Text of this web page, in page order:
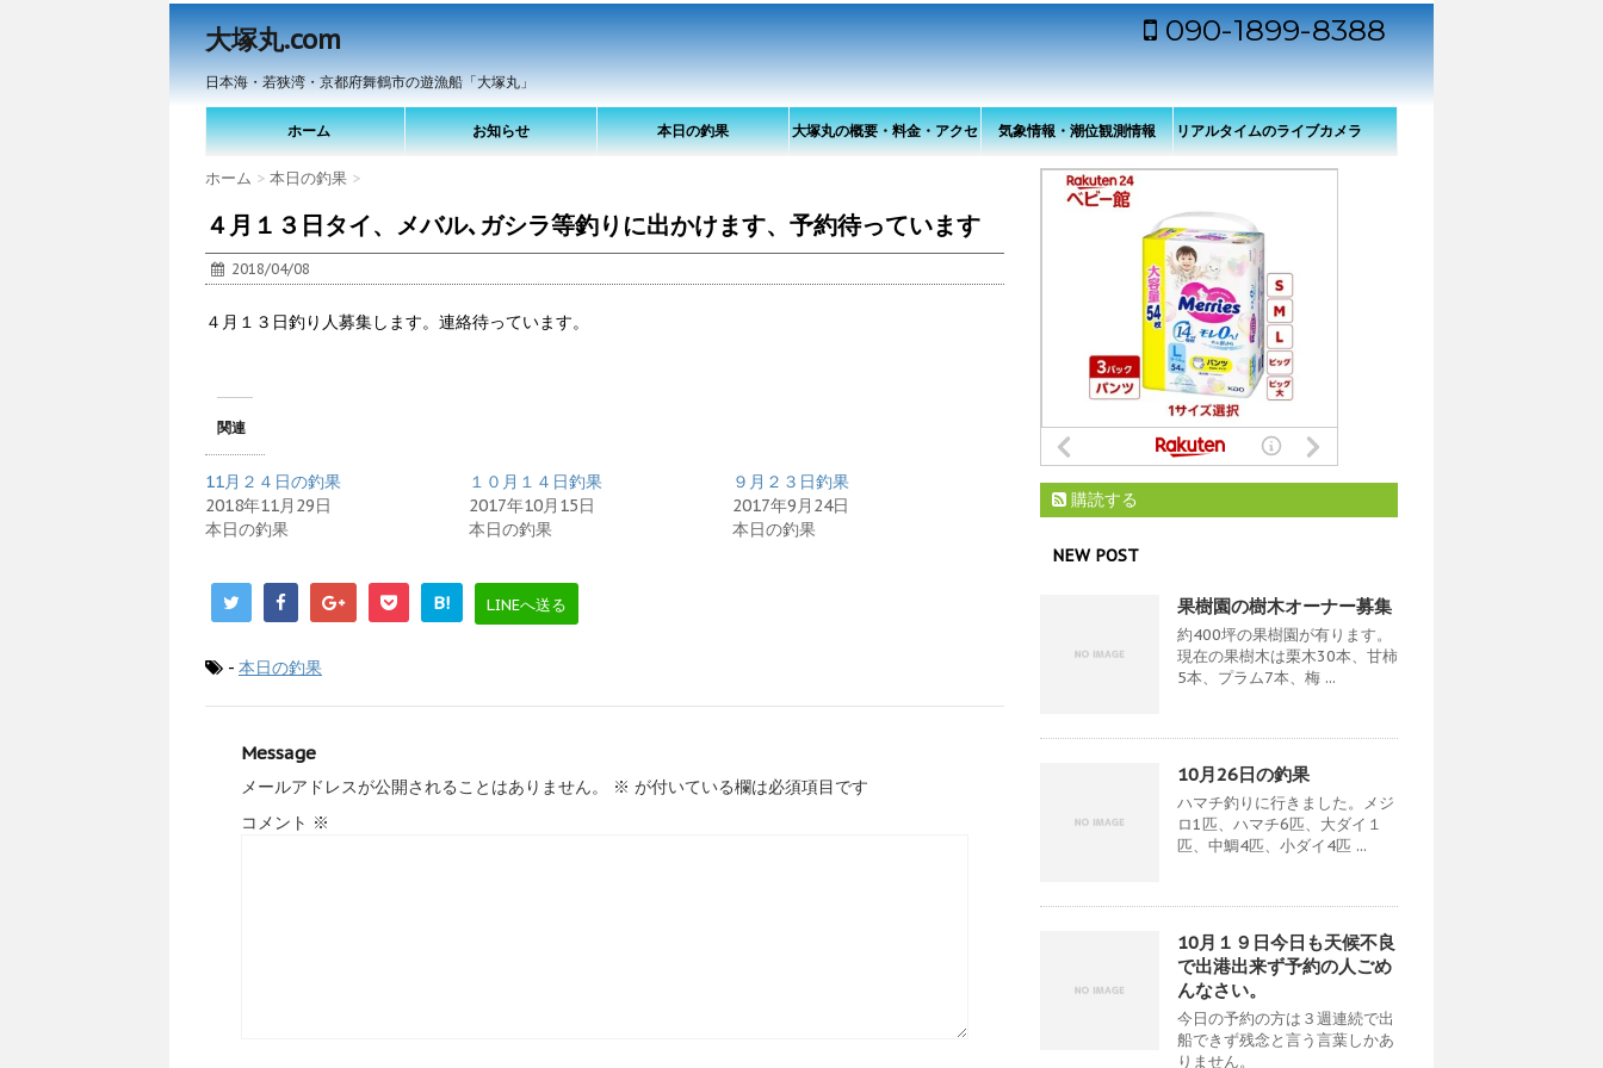
大塚丸.com
日本海・若狭湾・京都府舞鶴市の遊漁船「大塚丸」
090-1899-8388
ホーム お知らせ 本日の釣果 大塚丸の概要・料金・アクセ 気象情報・潮位観測情報 リアルタイムのライブカメラ
様子
ホーム > 本日の釣果 >
４月１３日タイ、メバル､ガシラ等釣りに出かけます、予約待っています
2018/04/08
４月１３日釣り人募集します。連絡待っています。
関連
11月２４日の釣果
2018年11月29日
本日の釣果
１０月１４日釣果
2017年10月15日
本日の釣果
９月２３日釣果
2017年9月24日
本日の釣果
B! LINEへ送る
- 本日の釣果
Message
メールアドレスが公開されることはありません。 ※ が付いている欄は必須項目です
コメント ※
購読する
NEW POST
果樹園の樹木オーナー募集
約400坪の果樹園が有ります。
現在の果樹木は栗木30本、甘柿
5本、プラム7本、梅 ...
10月26日の釣果
ハマチ釣りに行きました。メジ
ロ1匹、ハマチ6匹、大ダイ１
匹、中鯛4匹、小ダイ4匹 ...
10月１９日今日も天候不良
で出港出来ず予約の人ごめ
んなさい。
今日の予約の方は３週連続で出
船できず残念と言う言葉しかあ
りません。